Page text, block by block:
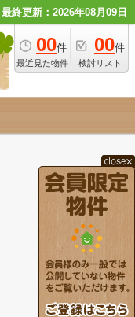
最終更新：2026年08月09日
00件
最近見た物件
00件
検討リスト